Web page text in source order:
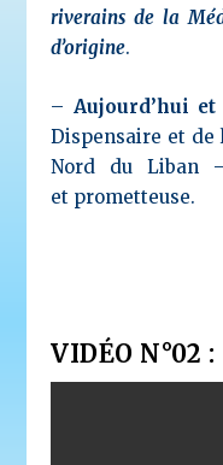
riverains de la
d’origine.
– Aujourd’hui et
Dispensaire et de
Nord du Liban
et prometteuse.
VIDÉO N°02 :